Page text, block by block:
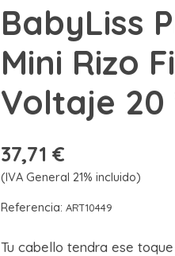
BabyLiss
Mini Rizo
Voltaje 20
37,71 €
(IVA General 21% incluido)
Referencia:ART10449
Tu cabello tendra ese